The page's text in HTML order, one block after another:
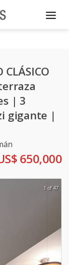
CLÁSICO
| 3
gigante |
650,000
1 of 47